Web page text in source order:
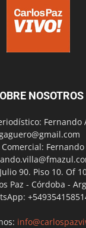
NOSOTROS
Fernando
Fernando
90. Piso 10. Of
Paz - Córdoba -